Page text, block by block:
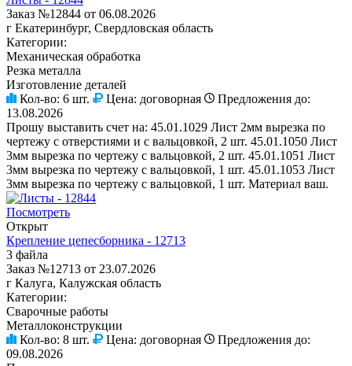
Заказ №12844 от 06.08.2026
г Екатеринбург, Свердловская область
Категории:
Механическая обработка
Резка металла
Изготовление деталей
Кол-во: 6 шт. Цена: договорная
Предложения до:
13.08.2026
Прошу выставить счет на: 45.01.1029 Лист 2мм вырезка по
чертежу с отверстиями и с вальцовкой, 2 шт. 45.01.1050 Лист
3мм вырезка по чертежу с вальцовкой, 2 шт. 45.01.1051 Лист
3мм вырезка по чертежу с вальцовкой, 1 шт. 45.01.1053 Лист
3мм вырезка по чертежу с вальцовкой, 1 шт. Материал ваш.
Посмотреть
Открыт
Крепление цепесборника - 12713
3 файла
Заказ №12713 от 23.07.2026
г Калуга, Калужская область
Категории:
Сварочные работы
Металлоконструкции
Кол-во: 8 шт. Цена: договорная
Предложения до:
09.08.2026